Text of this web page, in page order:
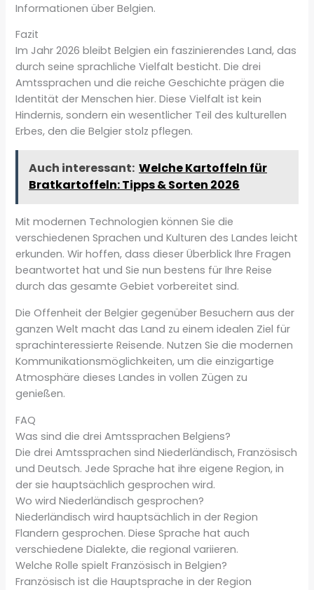
Informationen über Belgien.
Fazit
Im Jahr 2026 bleibt Belgien ein faszinierendes Land, das
durch seine sprachliche Vielfalt besticht. Die drei
Amtssprachen und die reiche Geschichte prägen die
Identität der Menschen hier. Diese Vielfalt ist kein
Hindernis, sondern ein wesentlicher Teil des kulturellen
Erbes, den die Belgier stolz pflegen.
Auch interessant: Welche Kartoffeln für
Bratkartoffeln: Tipps & Sorten 2026
Mit modernen Technologien können Sie die
verschiedenen Sprachen und Kulturen des Landes leicht
erkunden. Wir hoffen, dass dieser Überblick Ihre Fragen
beantwortet hat und Sie nun bestens für Ihre Reise
durch das gesamte Gebiet vorbereitet sind.
Die Offenheit der Belgier gegenüber Besuchern aus der
ganzen Welt macht das Land zu einem idealen Ziel für
sprachinteressierte Reisende. Nutzen Sie die modernen
Kommunikationsmöglichkeiten, um die einzigartige
Atmosphäre dieses Landes in vollen Zügen zu
genießen.
FAQ
Was sind die drei Amtssprachen Belgiens?
Die drei Amtssprachen sind Niederländisch, Französisch
und Deutsch. Jede Sprache hat ihre eigene Region, in
der sie hauptsächlich gesprochen wird.
Wo wird Niederländisch gesprochen?
Niederländisch wird hauptsächlich in der Region
Flandern gesprochen. Diese Sprache hat auch
verschiedene Dialekte, die regional variieren.
Welche Rolle spielt Französisch in Belgien?
Französisch ist die Hauptsprache in der Region